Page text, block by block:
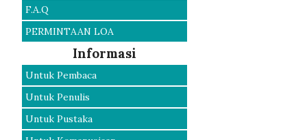
F.A.Q
PERMINTAAN LOA
Informasi
Untuk Pembaca
Untuk Penulis
Untuk Pustaka